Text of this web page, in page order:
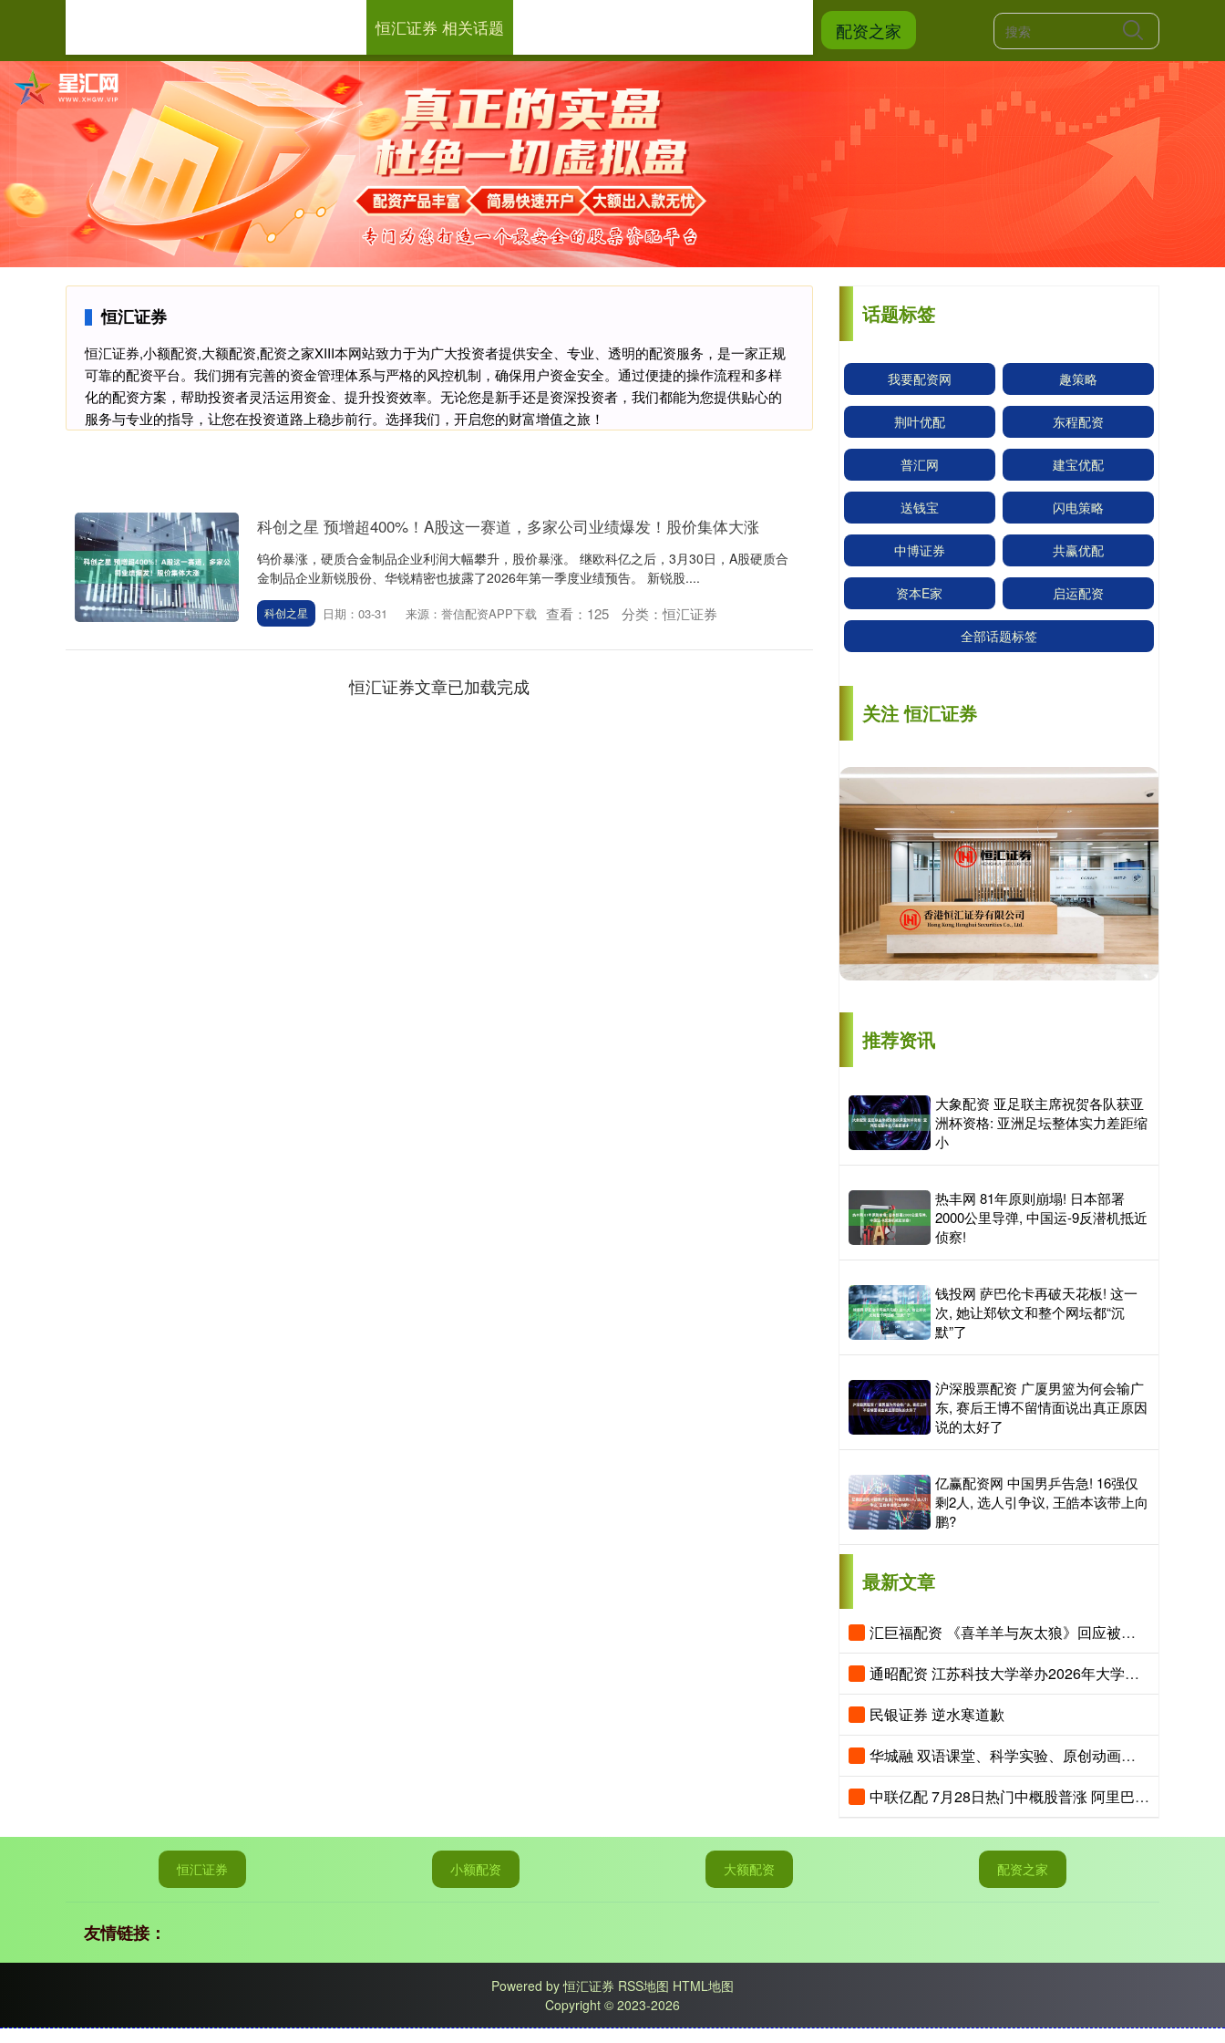
恒汇证券 配资之家
恒汇证券
恒汇证券,小额配资,大额配资,配资之家XIII‌本网站致力于为广大投资者提供安全、专业、透明的配资服务，是一家正规
可靠的配资平台。我们拥有完善的资金管理体系与严格的风控机制，确保用户资金安全。通过便捷的操作流程和多样
化的配资方案，帮助投资者灵活运用资金、提升投资效率。无论您是新手还是资深投资者，我们都能为您提供贴心的
服务与专业的指导，让您在投资道路上稳步前行。选择我们，开启您的财富增值之旅！
恒汇证券 相关话题
科创之星 预增超400%！A股这一赛道，多家公司业绩爆发！股价集体大涨
钨价暴涨，硬质合金制品企业利润大幅攀升，股价暴涨。 继欧科亿之后，3月30日，A股硬质合
金制品企业新锐股份、华锐精密也披露了2026年第一季度业绩预告。 新锐股....
科创之星 日期：03-31 来源：誉信配资APP下载 查看： 125 分类：恒汇证券
恒汇证券文章已加载完成
话题标签
我要配资网 趣策略
荆叶优配 东程配资
普汇网 建宝优配
送钱宝 闪电策略
中博证券 共赢优配
资本E家 启运配资
全部话题标签
关注 恒汇证券
推荐资讯
大象配资 亚足联主席祝贺各队获亚
洲杯资格: 亚洲足坛整体实力差距缩
小
热丰网 81年原则崩塌! 日本部署
2000公里导弹, 中国运-9反潜机抵近
侦察!
钱投网 萨巴伦卡再破天花板! 这一
次, 她让郑钦文和整个网坛都“沉
默”了
沪深股票配资 广厦男篮为何会输广
东, 赛后王博不留情面说出真正原因
说的太好了
亿赢配资网 中国男乒告急! 16强仅
剩2人, 选人引争议, 王皓本该带上向
鹏?
最新文章
汇巨福配资 《喜羊羊与灰太狼》回应被指擦边
通昭配资 江苏科技大学举办2026年大学生江豚保护夏令营
民银证券 逆水寒道歉
华城融 双语课堂、科学实验、原创动画齐上阵，京港地铁安全课堂趣味开讲
中联亿配 7月28日热门中概股普涨 阿里巴巴涨2.56%，拼多多涨2.65%
恒汇证券 小额配资 大额配资 配资之家
友情链接：
Powered by恒汇证券 RSS地图 HTML地图
Copyright © 2023-2026